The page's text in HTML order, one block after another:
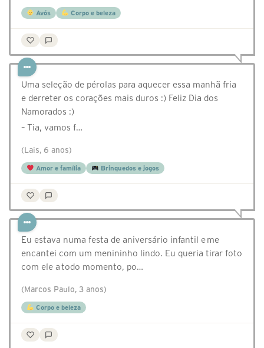
Avós Corpo e beleza
Uma seleção de pérolas para aquecer essa manhã fria
e derreter os corações mais duros :) Feliz Dia dos
Namorados :)
– Tia, vamos f…
(Lais, 6 anos)
Amor e família Brinquedos e jogos
Eu estava numa festa de aniversário infantil e me
encantei com um menininho lindo. Eu queria tirar foto
com ele a todo momento, po…
(Marcos Paulo, 3 anos)
Corpo e beleza